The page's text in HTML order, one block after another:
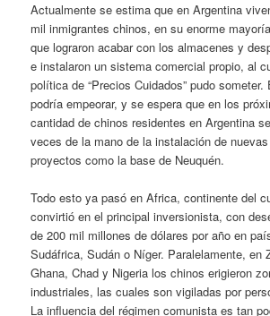
Actualmente se estima que en Argentina
mil inmigrantes chinos, en su enorme
que lograron acabar con los almacenes y
e instalaron un sistema comercial propio, al
política de “Precios Cuidados” pudo
podría empeorar, y se espera que en los
cantidad de chinos residentes en Argentina
veces de la mano de la instalación de
proyectos como la base de Neuquén.
Todo esto ya pasó en Africa, continente del
convirtió en el principal inversionista, con
de 200 mil millones de dólares por año en
Sudáfrica, Sudán o Níger. Paralelamente, en
Ghana, Chad y Nigeria los chinos erigieron
industriales, las cuales son vigiladas por
La influencia del régimen comunista es tan